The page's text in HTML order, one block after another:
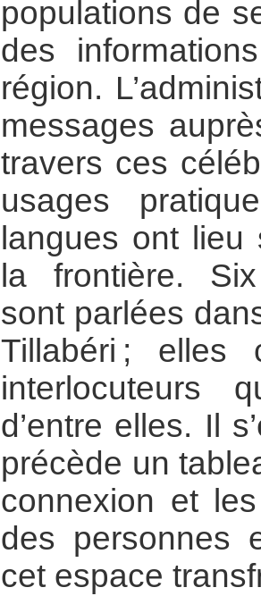
populations de
des
région.
messages
travers ces
usages
langues ont
la frontière.
sont parlées
Tillabéri ; elles
interlocuteurs
d’entre elles. Il
précède un
connexion et
des personnes
cet espace